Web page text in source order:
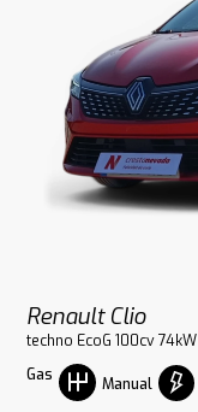
Renault Clio
techno EcoG 100cv 74kW
Gas
Manual